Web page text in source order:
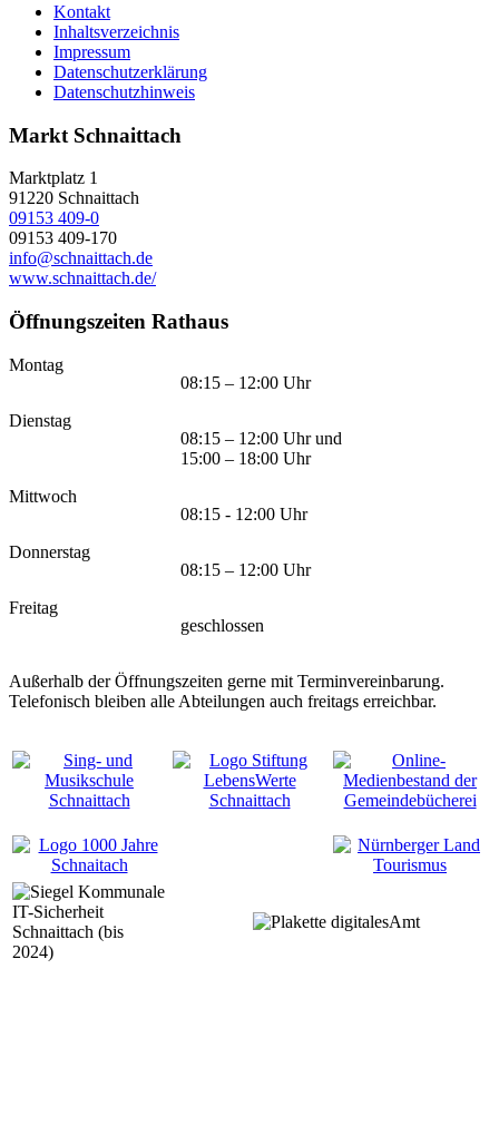
Kontakt
Inhaltsverzeichnis
Impressum
Datenschutzerklärung
Datenschutzhinweis
Markt Schnaittach
Marktplatz 1
91220 Schnaittach
09153 409-0
09153 409-170
info@schnaittach.de
www.schnaittach.de/
Öffnungszeiten Rathaus
Montag
08:15 – 12:00 Uhr
Dienstag
08:15 – 12:00 Uhr und
15:00 – 18:00 Uhr
Mittwoch
08:15 - 12:00 Uhr
Donnerstag
08:15 – 12:00 Uhr
Freitag
geschlossen
Außerhalb der Öffnungszeiten gerne mit Terminvereinbarung.
Telefonisch bleiben alle Abteilungen auch freitags erreichbar.